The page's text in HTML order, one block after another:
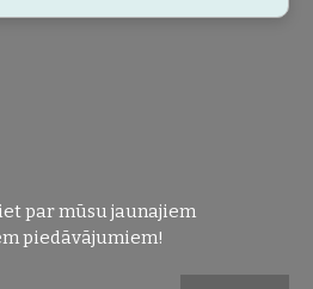
par mūsu jaunajiem
piedāvājumiem!